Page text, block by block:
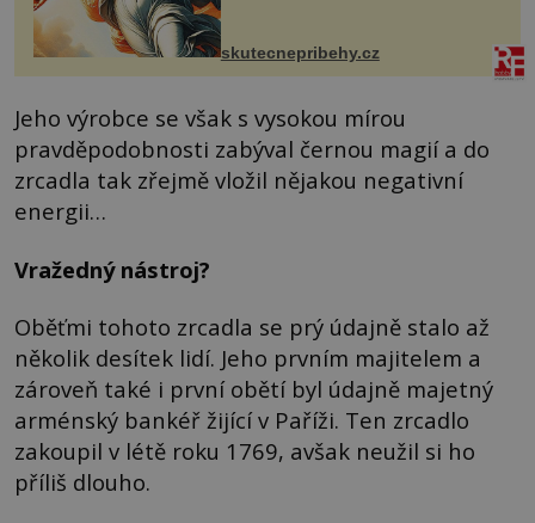
manželem Vaškem jsme si pořídili
chaloupku, takový domek na severu
Čech, kde jsme si naplánova...
skutecnepribehy.cz
Jeho výrobce se však s vysokou mírou
pravděpodobnosti zabýval černou magií a do
zrcadla tak zřejmě vložil nějakou negativní
energii…
Vražedný nástroj?
Oběťmi tohoto zrcadla se prý údajně stalo až
několik desítek lidí. Jeho prvním majitelem a
zároveň také i první obětí byl údajně majetný
arménský bankéř žijící v Paříži. Ten zrcadlo
zakoupil v létě roku 1769, avšak neužil si ho
příliš dlouho.